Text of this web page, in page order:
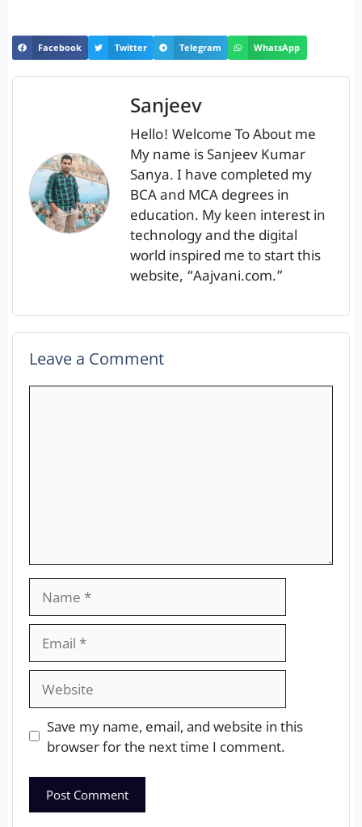
Facebook Twitter Telegram WhatsApp
Sanjeev
Hello! Welcome To About me
My name is Sanjeev Kumar
Sanya. I have completed my
BCA and MCA degrees in
education. My keen interest in
technology and the digital
world inspired me to start this
website, “Aajvani.com.”
Leave a Comment
Save my name, email, and website in this
browser for the next time I comment.